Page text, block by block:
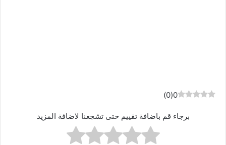
0
(
0
)
برجاء قم باضافة تقييم حتى تشجعنا لاضافة المزيد